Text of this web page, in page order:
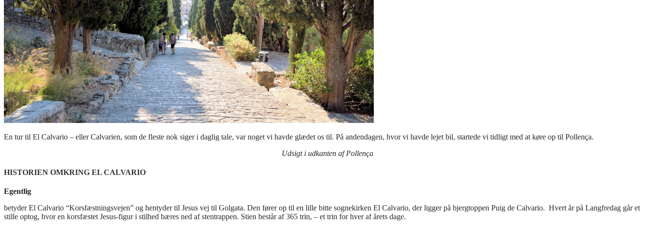
En tur til El Calvario – eller Calvarien, som de fleste nok siger i daglig tale, var noget vi havde glædet os til. På andendagen, hvor vi havde lejet bil, startede vi tidligt med at køre op til Pollença.
Udsigt i udkanten af Pollença
HISTORIEN OMKRING EL CALVARIO
Egentlig
betyder El Calvario “Korsfæstningsvejen” og hentyder til Jesus vej til Golgata. Den fører op til en lille bitte sognekirken El Calvario, der ligger på bjergtoppen Puig de Calvario. Hvert år på Langfredag går et
stille optog, hvor en korsfæstet Jesus-figur i stilhed bæres ned af stentrappen. Stien består af 365 trin, – et trin for hver af årets dage.